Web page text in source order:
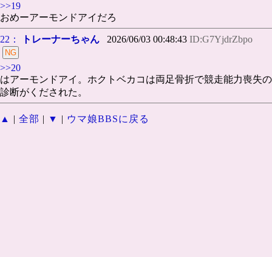
>>19
おめーアーモンドアイだろ
22： トレーナーちゃん 2026/06/03 00:48:43 ID:G7YjdrZbpo
>>20
はアーモンドアイ。ホクトベカコは両足骨折で競走能力喪失の
診断がくだされた。
▲ | 全部 | ▼ | ウマ娘BBSに戻る